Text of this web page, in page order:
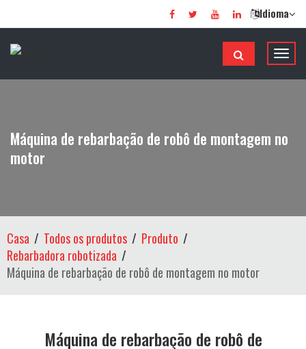
Idioma
A
n
Máquina de rebarbação de robô de montagem no
motor
Casa Todos os produtos
Produto
Rebarbadora robotizada
Máquina de rebarbação de robô de montagem no motor
Máquina de rebarbação de robô de